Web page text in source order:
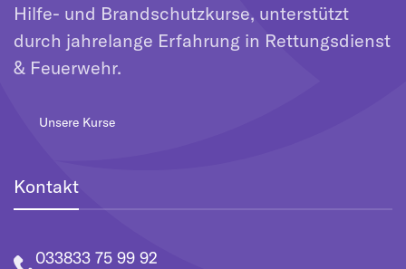
Hilfe- und Brandschutzkurse, unterstützt
durch jahrelange Erfahrung in Rettungsdienst
& Feuerwehr.
Unsere Kurse
Kontakt
033833 75 99 92